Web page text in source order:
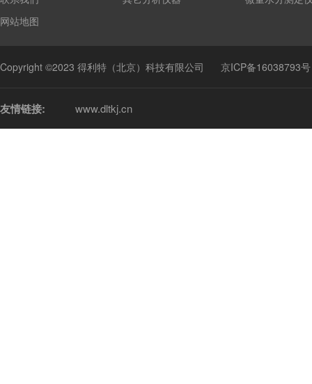
网站地图
Copyright ©2023 得利特（北京）科技有限公司 京ICP备16038793号
友情链接: www.dltkj.cn